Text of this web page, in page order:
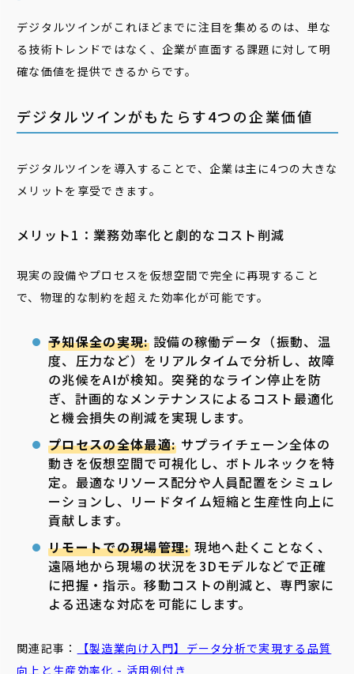
デジタルツインがこれほどまでに注目を集めるのは、単な
る技術トレンドではなく、企業が直面する課題に対して明
確な価値を提供できるからです。
デジタルツインがもたらす4つの企業価値
デジタルツインを導入することで、企業は主に4つの大きな
メリットを享受できます。
メリット1：業務効率化と劇的なコスト削減
現実の設備やプロセスを仮想空間で完全に再現すること
で、物理的な制約を超えた効率化が可能です。
予知保全の実現:設備の稼働データ（振動、温
度、圧力など）をリアルタイムで分析し、故障
の兆候をAIが検知。突発的なライン停止を防
ぎ、計画的なメンテナンスによるコスト最適化
と機会損失の削減を実現します。
プロセスの全体最適: サプライチェーン全体の
動きを仮想空間で可視化し、ボトルネックを特
定。最適なリソース配分や人員配置をシミュレ
ーションし、リードタイム短縮と生産性向上に
貢献します。
リモートでの現場管理:現地へ赴くことなく、
遠隔地から現場の状況を3Dモデルなどで正確
に把握・指示。移動コストの削減と、専門家に
よる迅速な対応を可能にします。
関連記事： 【製造業向け入門】データ分析で実現する品質
向上と生産効率化 - 活用例付き